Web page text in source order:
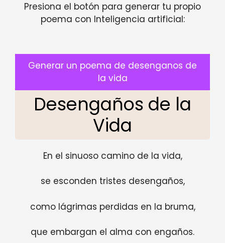
Presiona el botón para generar tu propio
poema con Inteligencia artificial:
Generar un poema de desenganos de
la vida
Desengaños de la
Vida
En el sinuoso camino de la vida,
se esconden tristes desengaños,
como lágrimas perdidas en la bruma,
que embargan el alma con engaños.